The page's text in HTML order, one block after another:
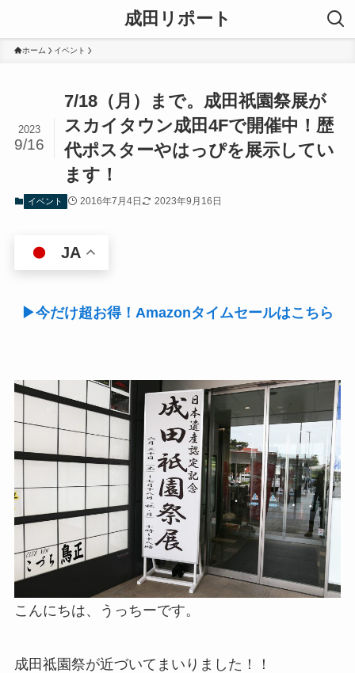
成田リポート
ホーム イベント
7/18（月）まで。成田祇園祭展が
スカイタウン成田4Fで開催中！歴
代ポスターやはっぴを展示してい
ます！
2023
9/16
イベント 2016年7月4日 2023年9月16日
JA
▶今だけ超お得！Amazonタイムセールはこちら
こんにちは、うっちーです。
成田祗園祭が近づいてまいりました！！